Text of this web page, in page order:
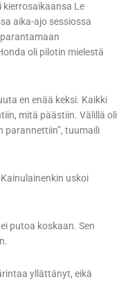
Le
aika-ajo sessiossa
oli pilotin mielestä
en enää keksi. Kaikki
mitä päästiin. Välillä oli
parannettiin”, tuumaili
uskoi
putoa koskaan. Sen
yllättänyt, eikä